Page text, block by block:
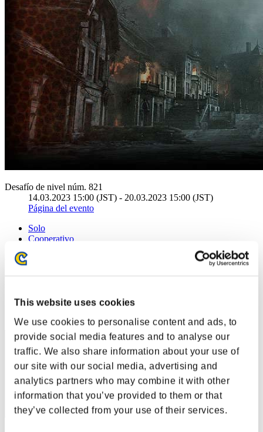
This website uses cookies
We use cookies to personalise content and ads, to
provide social media features and to analyse our
traffic. We also share information about your use of
our site with our social media, advertising and
analytics partners who may combine it with other
information that you’ve provided to them or that
they’ve collected from your use of their services.
Desafío de nivel núm. 821
14.03.2023 15:00 (JST) - 20.03.2023 15:00 (JST)
Página del evento
Solo
Cooperativo
(Los rankings se actualizan cada 6 horas.)
Posición